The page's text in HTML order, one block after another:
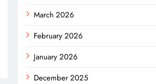
March 2026
February 2026
January 2026
December 2025